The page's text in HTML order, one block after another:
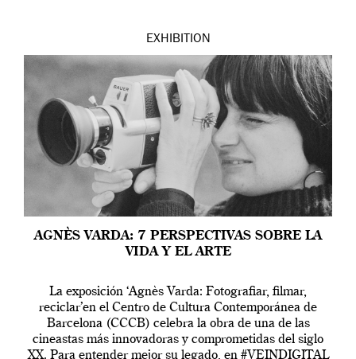
EXHIBITION
AGNÈS VARDA: 7 PERSPECTIVAS SOBRE LA
VIDA Y EL ARTE
La exposición ‘Agnès Varda: Fotografiar, filmar,
reciclar’en el Centro de Cultura Contemporánea de
Barcelona (CCCB) celebra la obra de una de las
cineastas más innovadoras y comprometidas del siglo
XX. Para entender mejor su legado, en #VEINDIGITAL